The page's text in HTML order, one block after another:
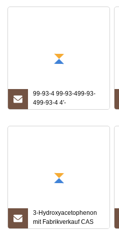
99-93-4 99-93-499-93-
499-93-4 4′-
Hydroxyacetophenon/P-
3-Hydroxyacetophenon
mit Fabrikverkauf CAS
121-71-1